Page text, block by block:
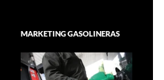
MARKETING GASOLINERAS